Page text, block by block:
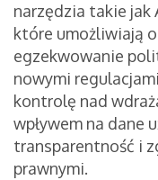
narzędzia takie jak
które umożliwiają
egzekwowanie
nowymi
kontrolę nad
wpływem na dane
transparentność i
prawnymi.